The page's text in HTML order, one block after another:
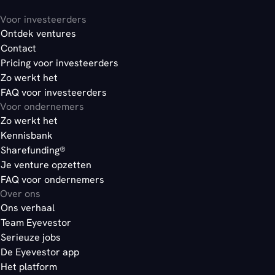
Voor investeerders
Ontdek ventures
Contact
Pricing voor investeerders
Zo werkt het
FAQ voor investeerders
Voor ondernemers
Zo werkt het
Kennisbank
Sharefunding®
Je venture opzetten
FAQ voor ondernemers
Over ons
Ons verhaal
Team Eyevestor
Serieuze jobs
De Eyevestor app
Het platform